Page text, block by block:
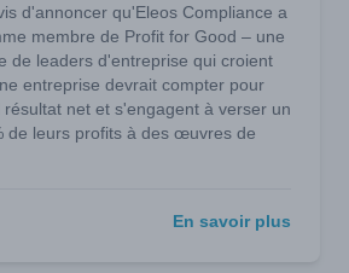
d'annoncer qu'Eleos Compliance a
membre de Profit for Good – une
de leaders d'entreprise qui croient
entreprise devrait compter pour
net et s'engagent à verser un
de leurs profits à des œuvres de
En savoir plus